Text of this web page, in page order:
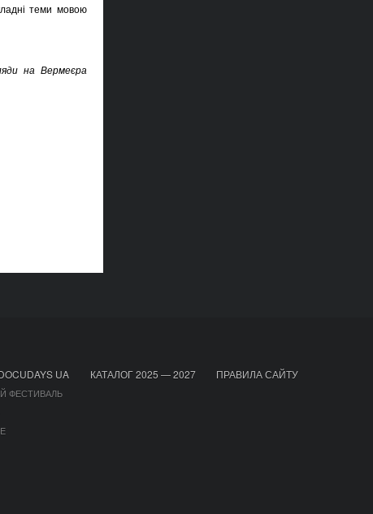
теми мовою
на Вермеєра
UA
ФЕСТИВАЛЬ
КАТАЛОГ 2025 — 2027 ПРАВИЛА САЙТУ